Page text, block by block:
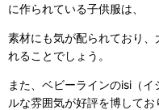
に作られている子供服は、
素材にも気が配られており、
れることでしょう。
また、ベビーラインのisi（
ルな雰囲気が好評を博してお